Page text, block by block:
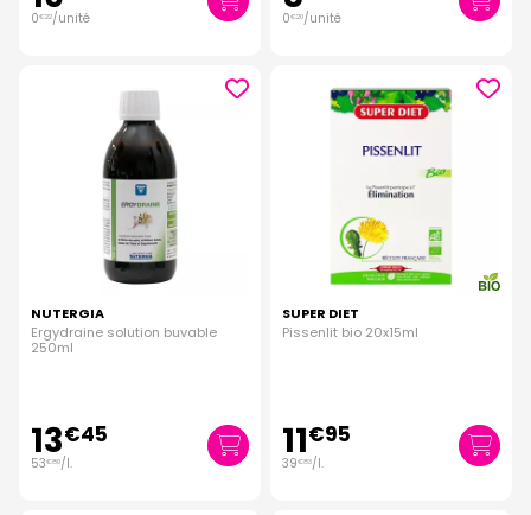
0€22/unité 0€20/unité
NUTERGIA
Ergydraine solution buvable
250ml
13€45
53€80/l.
SUPER DIET
Pissenlit bio 20x15ml
11€95
39€83/l.